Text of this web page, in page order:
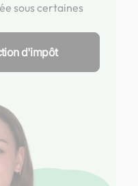
sous certaines
d'impôt